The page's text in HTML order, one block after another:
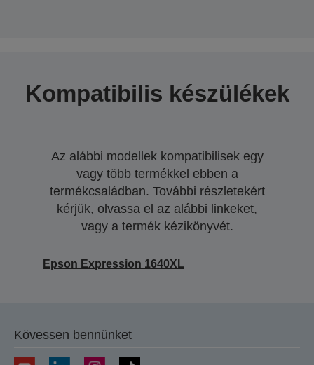
Kompatibilis készülékek
Az alábbi modellek kompatibilisek egy
vagy több termékkel ebben a
termékcsaládban. További részletekért
kérjük, olvassa el az alábbi linkeket,
vagy a termék kézikönyvét.
Epson Expression 1640XL
Kövessen bennünket